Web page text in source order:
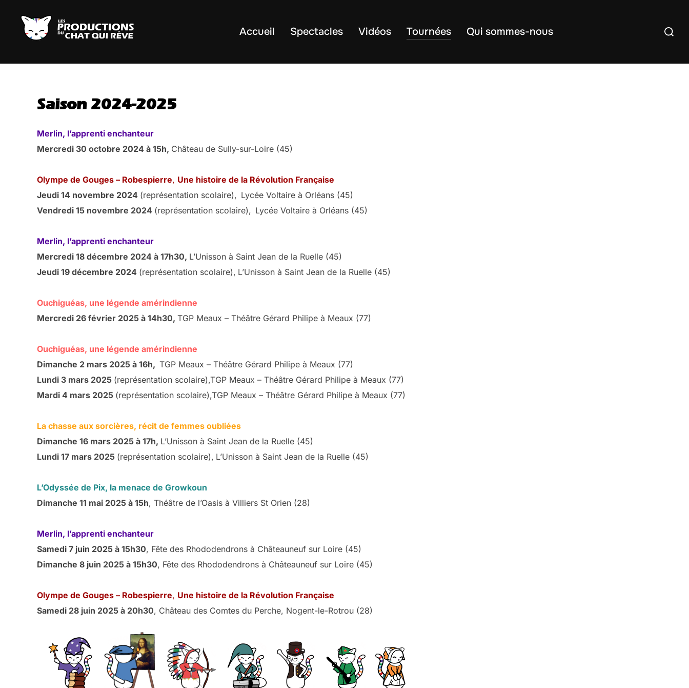
contenu
Accueil Spectacles Vidéos Tournées Qui sommes-nous
Saison 2024-2025
Merlin, l’apprenti enchanteur
Mercredi 30 octobre 2024 à 15h, Château de Sully-sur-Loire (45)
Olympe de Gouges – Robespierre, Une histoire de la Révolution Française
Jeudi 14 novembre 2024 (représentation scolaire), Lycée Voltaire à Orléans (45)
Vendredi 15 novembre 2024 (représentation scolaire), Lycée Voltaire à Orléans (45)
Merlin, l’apprenti enchanteur
Mercredi 18 décembre 2024 à 17h30, L’Unisson à Saint Jean de la Ruelle (45)
Jeudi 19 décembre 2024 (représentation scolaire), L’Unisson à Saint Jean de la Ruelle (45)
Ouchiguéas, une légende amérindienne
Mercredi 26 février 2025 à 14h30, TGP Meaux – Théâtre Gérard Philipe à Meaux (77)
Ouchiguéas, une légende amérindienne
Dimanche 2 mars 2025 à 16h, TGP Meaux – Théâtre Gérard Philipe à Meaux (77)
Lundi 3 mars 2025 (représentation scolaire),TGP Meaux – Théâtre Gérard Philipe à Meaux (77)
Mardi 4 mars 2025 (représentation scolaire),TGP Meaux – Théâtre Gérard Philipe à Meaux (77)
La chasse aux sorcières, récit de femmes oubliées
Dimanche 16 mars 2025 à 17h, L’Unisson à Saint Jean de la Ruelle (45)
Lundi 17 mars 2025 (représentation scolaire), L’Unisson à Saint Jean de la Ruelle (45)
L’Odyssée de Pix, la menace de Growkoun
Dimanche 11 mai 2025 à 15h, Théâtre de l’Oasis à Villiers St Orien (28)
Merlin, l’apprenti enchanteur
Samedi 7 juin 2025 à 15h30, Fête des Rhododendrons à Châteauneuf sur Loire (45)
Dimanche 8 juin 2025 à 15h30, Fête des Rhododendrons à Châteauneuf sur Loire (45)
Olympe de Gouges – Robespierre, Une histoire de la Révolution Française
Samedi 28 juin 2025 à 20h30, Château des Comtes du Perche, Nogent-le-Rotrou (28)